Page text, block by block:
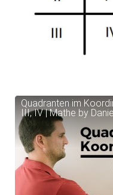
Quadranten im
III, IV | Mathe by